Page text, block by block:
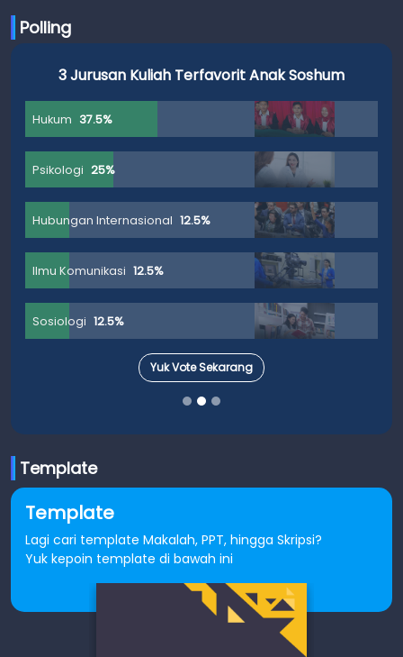
Polling
3 Jurusan Kuliah Terfavorit Anak Soshum
Hukum 37.5%
Psikologi 25%
Hubungan Internasional 12.5%
Ilmu Komunikasi 12.5%
Sosiologi 12.5%
Yuk Vote Sekarang
Template
Template
Lagi cari template Makalah, PPT, hingga Skripsi?
Yuk kepoin template di bawah ini